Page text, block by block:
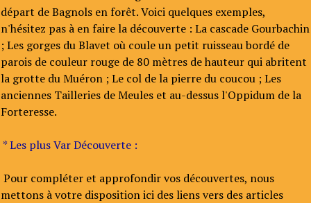
départ de Bagnols en forêt. Voici quelques exemples,
n'hésitez pas à en faire la découverte : La cascade Gourbachin
; Les gorges du Blavet où coule un petit ruisseau bordé de
parois de couleur rouge de 80 mètres de hauteur qui abritent
la grotte du Muéron ; Le col de la pierre du coucou ; Les
anciennes Tailleries de Meules et au-dessus l'Oppidum de la
Forteresse.
* Les plus Var Découverte :
Pour compléter et approfondir vos découvertes, nous
mettons à votre disposition ici des liens vers des articles